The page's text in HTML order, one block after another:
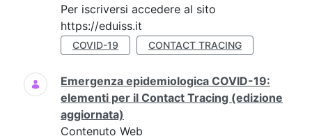
Per iscriversi accedere al sito
https://eduiss.it
COVID-19 CONTACT TRACING
Emergenza epidemiologica COVID-19:
elementi per il Contact Tracing (edizione
aggiornata)
Contenuto Web